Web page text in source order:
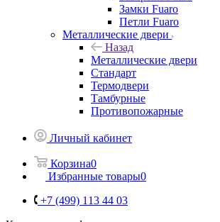
Замки Fuaro
Петли Fuaro
Металлические двери
Назад
Металлические двери
Стандарт
Термодвери
Тамбурные
Противопожарные
Личный кабинет
Корзина0
Избранные товары0
+7 (499) 113 44 03